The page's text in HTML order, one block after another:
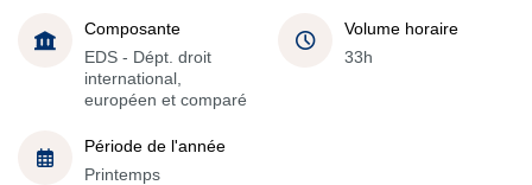
Composante
EDS - Dépt. droit
international,
européen et comparé
Volume horaire
33h
Période de l'année
Printemps